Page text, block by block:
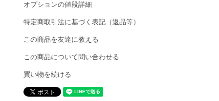
オプションの値段詳細
特定商取引法に基づく表記（返品等）
この商品を友達に教える
この商品について問い合わせる
買い物を続ける